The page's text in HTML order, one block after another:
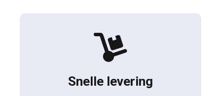
Snelle levering